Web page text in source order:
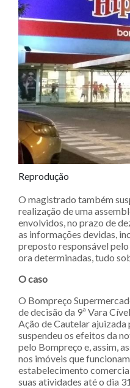
Reprodução
O magistrado também
realização de uma
envolvidos, no prazo de
as informações devidas,
preposto responsável
ora determinadas, tudo
O caso
O Bompreço
de decisão da 9ª Vara
Ação de Cautelar
suspendeu os efeitos da
pelo Bompreço e, assim,
nos imóveis que
estabelecimento
suas atividades até o dia